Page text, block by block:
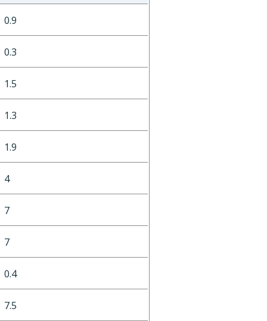
0.9
0.3
1.5
1.3
1.9
4
7
7
0.4
7.5